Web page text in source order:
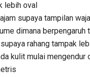
lebih oval
supaya tampilan
dimana berpengaruh
rahang tampak
kulit mulai mengendur